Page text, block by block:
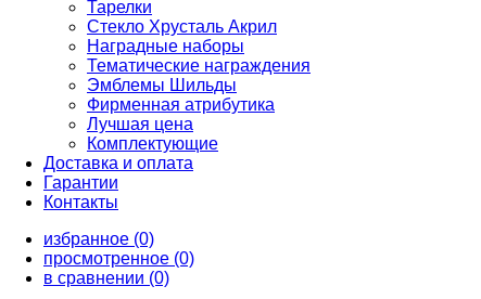
Тарелки
Стекло Хрусталь Акрил
Наградные наборы
Тематические награждения
Эмблемы Шильды
Фирменная атрибутика
Лучшая цена
Комплектующие
Доставка и оплата
Гарантии
Контакты
избранное (0)
просмотренное (0)
в сравнении (0)